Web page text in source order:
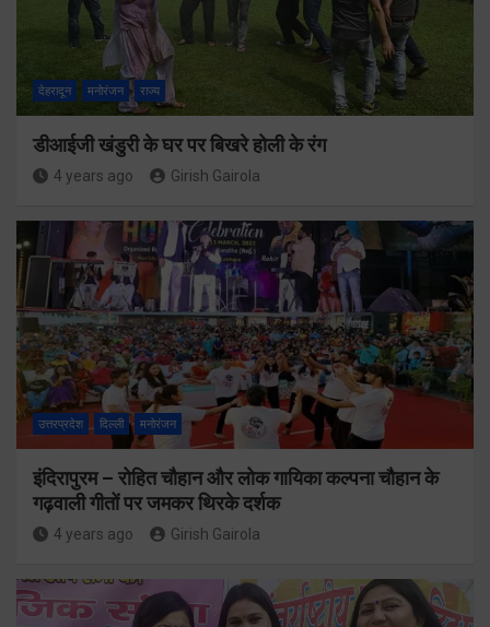
देहरादून मनोरंजन राज्य
डीआईजी खंडुरी के घर पर बिखरे होली के रंग
4 years ago Girish Gairola
उत्तरप्रदेश दिल्ली मनोरंजन
इंदिरापुरम – रोहित चौहान और लोक गायिका कल्पना चौहान के
गढ़वाली गीतों पर जमकर थिरके दर्शक
4 years ago Girish Gairola